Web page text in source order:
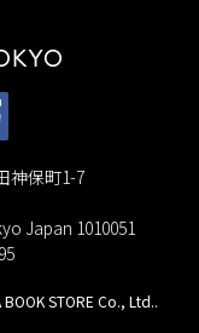
神保町1-7
Japan 1010051
STORE Co., Ltd..